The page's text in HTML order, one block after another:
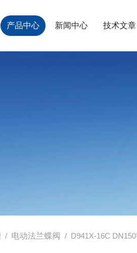
产品中心 新闻中心 技术文章
/ 电动法兰蝶阀 / D941X-16C